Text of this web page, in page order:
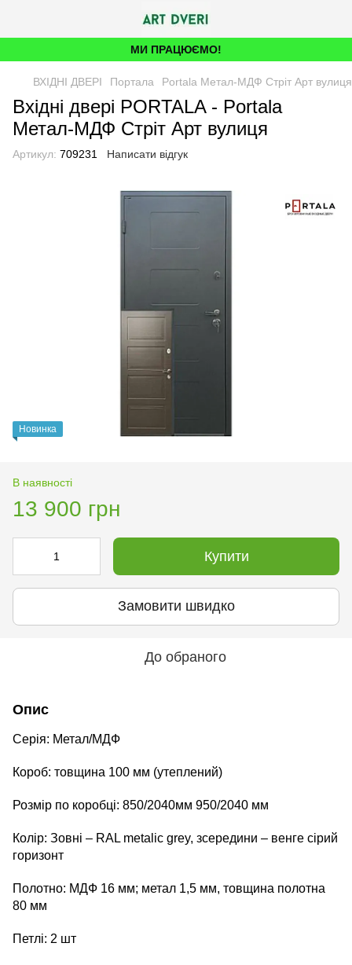
МИ ПРАЦЮЄМО!
ВХІДНІ ДВЕРІ Портала Portala Метал-МДФ Стріт Арт вулиця
Вхідні двері PORTALA - Portala
Метал-МДФ Стріт Арт вулиця
Артикул: 709231 Написати відгук
Новинка
В наявності
13 900 грн
Купити
Замовити швидко
До обраного
Опис
Серія: Метал/МДФ
Короб: товщина 100 мм (утеплений)
Розмір по коробці: 850/2040мм 950/2040 мм
Колір: Зовні – RAL metalic grey, зсередини – венге сірий
горизонт
Полотно: МДФ 16 мм; метал 1,5 мм, товщина полотна
80 мм
Петлі: 2 шт